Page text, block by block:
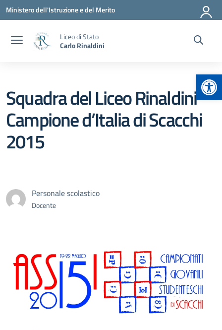
Vai ai contenuti
Vai al menu di navigazione
Vai al footer
Ministero dell'Istruzione e del Merito
Liceo di Stato
Carlo Rinaldini
Squadra del Liceo Rinaldini
Campione d’Italia di Scacchi
2015
Personale scolastico
Docente